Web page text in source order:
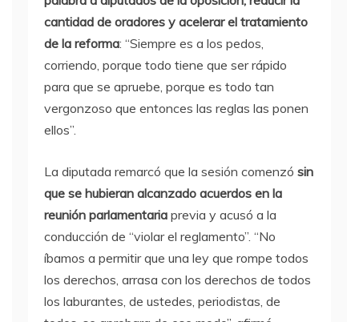
cantidad de oradores y acelerar el tratamiento
de la reforma: “Siempre es a los pedos,
corriendo, porque todo tiene que ser rápido
para que se apruebe, porque es todo tan
vergonzoso que entonces las reglas las ponen
ellos”.
La diputada remarcó que la sesión comenzó sin
que se hubieran alcanzado acuerdos en la
reunión parlamentaria previa y acusó a la
conducción de “violar el reglamento”. “No
íbamos a permitir que una ley que rompe todos
los derechos, arrasa con los derechos de todos
los laburantes, de ustedes, periodistas, de